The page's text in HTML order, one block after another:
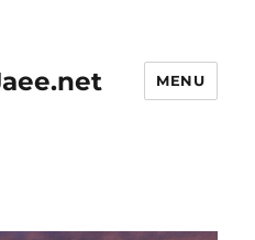
MENU